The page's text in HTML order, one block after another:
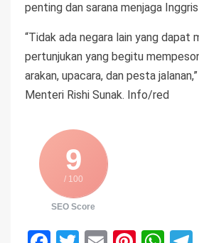
penting dan sarana menjaga
“Tidak ada negara lain yang dapat
pertunjukan yang begitu
arakan, upacara, dan pesta
Menteri Rishi Sunak. Info/red
9
/ 100
SEO Score